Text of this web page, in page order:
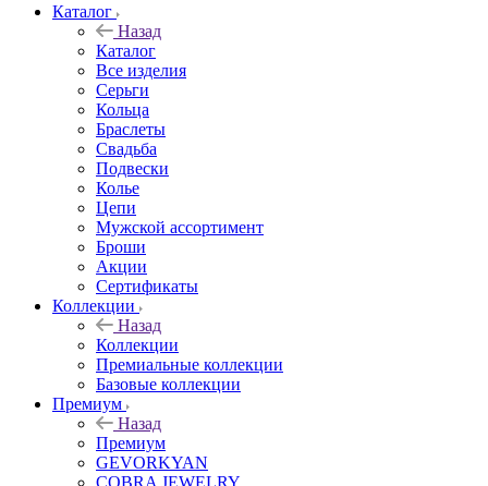
Каталог
Назад
Каталог
Все изделия
Серьги
Кольца
Браслеты
Свадьба
Подвески
Колье
Цепи
Мужской ассортимент
Броши
Акции
Сертификаты
Коллекции
Назад
Коллекции
Премиальные коллекции
Базовые коллекции
Премиум
Назад
Премиум
GEVORKYAN
COBRA JEWELRY